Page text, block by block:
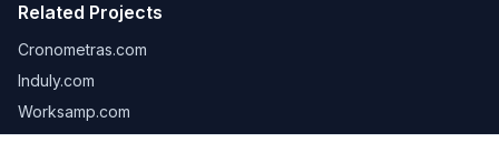
Related Projects
Cronometras.com
Induly.com
Worksamp.com